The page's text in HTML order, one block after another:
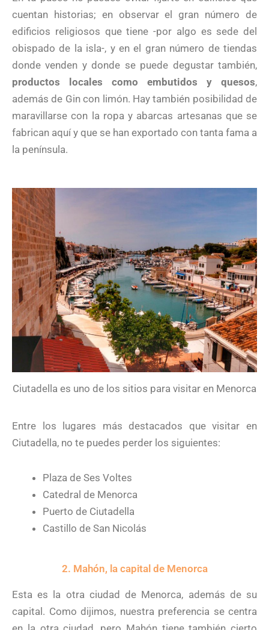
cuentan historias; en observar el gran número de
edificios religiosos que tiene -por algo es sede del
obispado de la isla-, y en el gran número de tiendas
donde venden y donde se puede degustar también,
productos locales como embutidos y quesos,
además de Gin con limón. Hay también posibilidad de
maravillarse con la ropa y abarcas artesanas que se
fabrican aquí y que se han exportado con tanta fama a
la península.
Ciutadella es uno de los sitios para visitar en Menorca
Entre los lugares más destacados que visitar en
Ciutadella, no te puedes perder los siguientes:
Plaza de Ses Voltes
Catedral de Menorca
Puerto de Ciutadella
Castillo de San Nicolás
2. Mahón, la capital de Menorca
Esta es la otra ciudad de Menorca, además de su
capital. Como dijimos, nuestra preferencia se centra